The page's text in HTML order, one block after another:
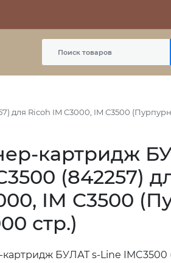
для Ricoh IM C3000, IM C3500
картридж
(842257)
IM C3500
стр.)
картридж БУЛАТ s-Line IMC3500